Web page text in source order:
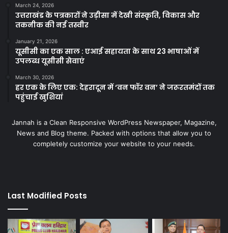
March 24, 2026
उत्तराखंड के पत्रकारों ने उड़ीसा में देखी संस्कृति, विकास और
तकनीक की नई तस्वीर
January 21, 2026
यूसीसी का एक साल : एआई सहायता के साथ 23 भाषाओं में
उपलब्ध यूसीसी सेवाएं
March 30, 2026
हर एक के लिए एक: देहरादून में ‘वन फॉर वन’ ने जरूरतमंदों तक
पहुंचाई खुशियां
Jannah is a Clean Responsive WordPress Newspaper, Magazine,
News and Blog theme. Packed with options that allow you to
completely customize your website to your needs.
Last Modified Posts